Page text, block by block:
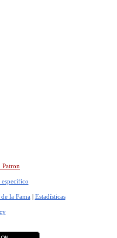
Patron
específico
la Fama | Estadísticas